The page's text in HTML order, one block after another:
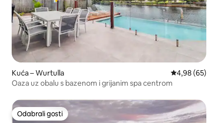
Kuća – Wurtulla Prosječna
4,98 (65)
Oaza uz obalu s bazenom i grijanim spa centrom
Odabrali gosti
Odabrali gosti